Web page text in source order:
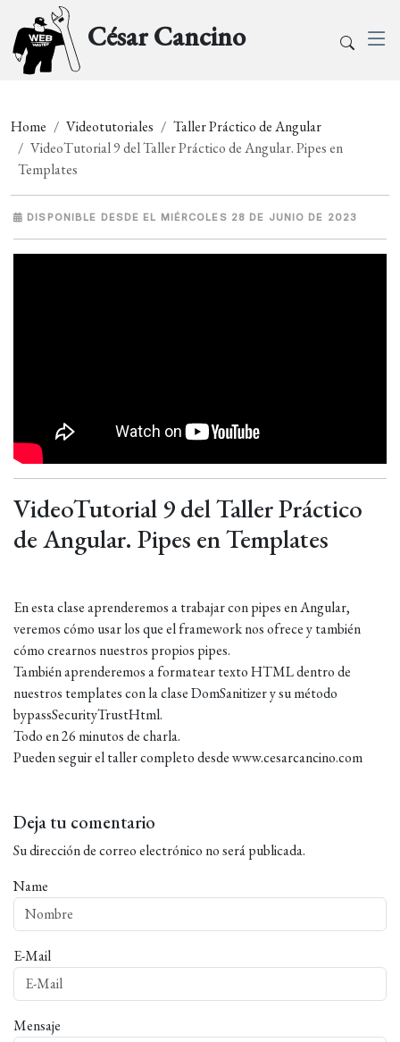
César Cancino
Home Videotutoriales
Taller Práctico de Angular
VideoTutorial 9 del Taller Práctico de Angular. Pipes en
Templates
DISPONIBLE DESDE EL MIÉRCOLES 28 DE JUNIO DE 2023
VideoTutorial 9 del Taller Práctico
de Angular. Pipes en Templates
En esta clase aprenderemos a trabajar con pipes en Angular,
veremos cómo usar los que el framework nos ofrece y también
cómo crearnos nuestros propios pipes.
También aprenderemos a formatear texto HTML dentro de
nuestros templates con la clase DomSanitizer y su método
bypassSecurityTrustHtml.
Todo en 26 minutos de charla.
Pueden seguir el taller completo desde www.cesarcancino.com
Deja tu comentario
Su dirección de correo electrónico no será publicada.
Name
E-Mail
Mensaje